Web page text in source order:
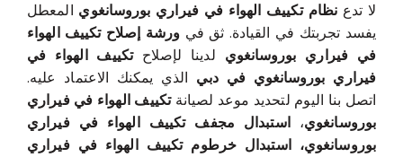
لا تدعنظام تكييف الهواء في فيراري بوروسانغوي المعطل
يفسد تجربتك في القيادة. ثق في ورشة إصلاح تكييف الهواء
في فيراري بوروسانغوي لدينا لإصلاحتكييف الهواء في
فيراري بوروسانغوي في دبي الذي يمكنك الاعتماد عليه.
اتصل بنا اليوم لتحديد موعد لصيانةتكييف الهواء في فيراري
بوروسانغوي،استبدال مجفف تكييف الهواء في فيراري
بوروسانغوي، استبدال خرطوم تكييف الهواء في فيراري